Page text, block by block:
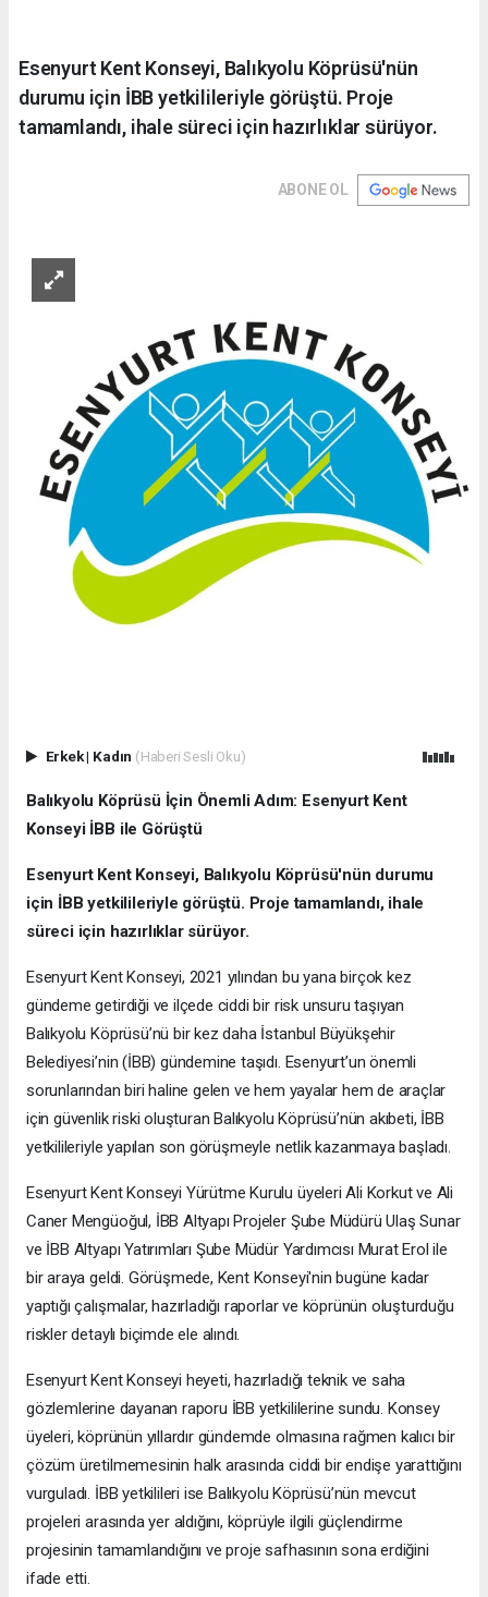
Esenyurt Kent Konseyi, Balıkyolu Köprüsü'nün
durumu için İBB yetkilileriyle görüştü. Proje
tamamlandı, ihale süreci için hazırlıklar sürüyor.
ABONE OL
Erkek| Kadın (Haberi Sesli Oku)
Balıkyolu Köprüsü İçin Önemli Adım: Esenyurt Kent
Konseyi İBB ile Görüştü
Esenyurt Kent Konseyi, Balıkyolu Köprüsü'nün durumu
için İBB yetkilileriyle görüştü. Proje tamamlandı, ihale
süreci için hazırlıklar sürüyor.
Esenyurt Kent Konseyi, 2021 yılından bu yana birçok kez
gündeme getirdiği ve ilçede ciddi bir risk unsuru taşıyan
Balıkyolu Köprüsü’nü bir kez daha İstanbul Büyükşehir
Belediyesi’nin (İBB) gündemine taşıdı. Esenyurt’un önemli
sorunlarından biri haline gelen ve hem yayalar hem de araçlar
için güvenlik riski oluşturan Balıkyolu Köprüsü’nün akıbeti, İBB
yetkilileriyle yapılan son görüşmeyle netlik kazanmaya başladı.
Esenyurt Kent Konseyi Yürütme Kurulu üyeleri Ali Korkut ve Ali
Caner Mengüoğul, İBB Altyapı Projeler Şube Müdürü Ulaş Sunar
ve İBB Altyapı Yatırımları Şube Müdür Yardımcısı Murat Erol ile
bir araya geldi. Görüşmede, Kent Konseyi'nin bugüne kadar
yaptığı çalışmalar, hazırladığı raporlar ve köprünün oluşturduğu
riskler detaylı biçimde ele alındı.
Esenyurt Kent Konseyi heyeti, hazırladığı teknik ve saha
gözlemlerine dayanan raporu İBB yetkililerine sundu. Konsey
üyeleri, köprünün yıllardır gündemde olmasına rağmen kalıcı bir
çözüm üretilmemesinin halk arasında ciddi bir endişe yarattığını
vurguladı. İBB yetkilileri ise Balıkyolu Köprüsü’nün mevcut
projeleri arasında yer aldığını, köprüyle ilgili güçlendirme
projesinin tamamlandığını ve proje safhasının sona erdiğini
ifade etti.